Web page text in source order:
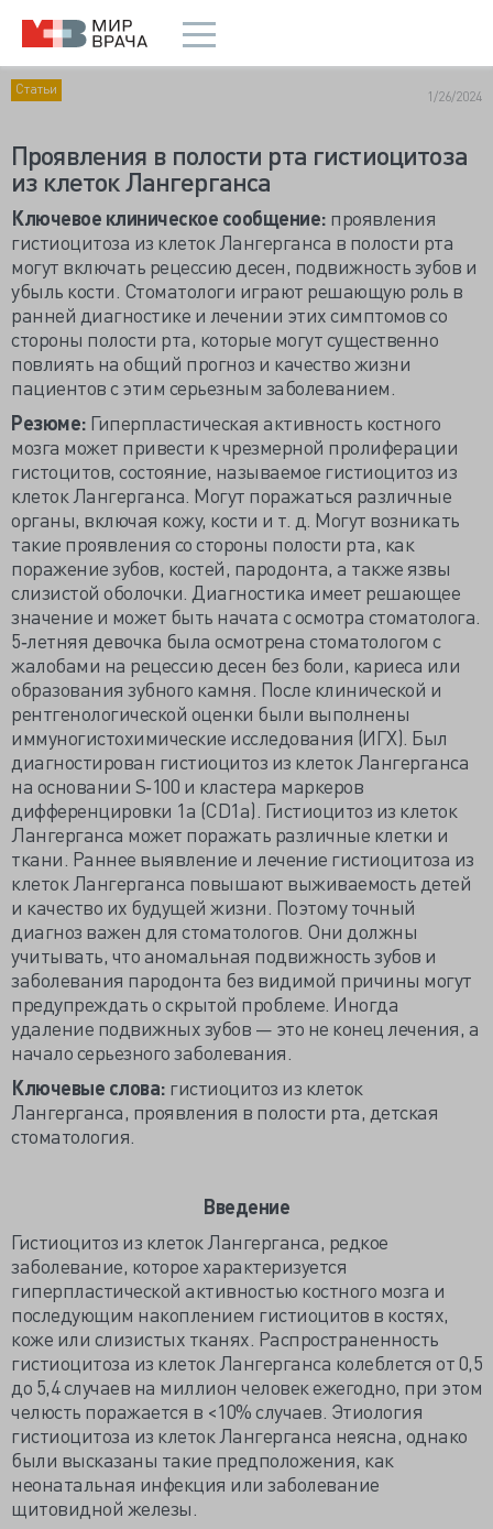
Статьи 1/26/2024
Проявления в полости рта гистиоцитоза
из клеток Лангерганса
Ключевое клиническое сообщение: проявления
гистиоцитоза из клеток Лангерганса в полости рта
могут включать рецессию десен, подвижность зубов и
убыль кости. Стоматологи играют решающую роль в
ранней диагностике и лечении этих симптомов со
стороны полости рта, которые могут существенно
повлиять на общий прогноз и качество жизни
пациентов с этим серьезным заболеванием.
Резюме: Гиперпластическая активность костного
мозга может привести к чрезмерной пролиферации
гистоцитов, состояние, называемое гистиоцитоз из
клеток Лангерганса. Могут поражаться различные
органы, включая кожу, кости и т. д. Могут возникать
такие проявления со стороны полости рта, как
поражение зубов, костей, пародонта, а также язвы
слизистой оболочки. Диагностика имеет решающее
значение и может быть начата с осмотра стоматолога.
5‐летняя девочка была осмотрена стоматологом с
жалобами на рецессию десен без боли, кариеса или
образования зубного камня. После клинической и
рентгенологической оценки были выполнены
иммуногистохимические исследования (ИГХ). Был
диагностирован гистиоцитоз из клеток Лангерганса
на основании S‐100 и кластера маркеров
дифференцировки 1a (CD1a). Гистиоцитоз из клеток
Лангерганса может поражать различные клетки и
ткани. Раннее выявление и лечение гистиоцитоза из
клеток Лангерганса повышают выживаемость детей
и качество их будущей жизни. Поэтому точный
диагноз важен для стоматологов. Они должны
учитывать, что аномальная подвижность зубов и
заболевания пародонта без видимой причины могут
предупреждать о скрытой проблеме. Иногда
удаление подвижных зубов — это не конец лечения, а
начало серьезного заболевания.
Ключевые слова: гистиоцитоз из клеток
Лангерганса, проявления в полости рта, детская
стоматология.
Введение
Гистиоцитоз из клеток Лангерганса, редкое
заболевание, которое характеризуется
гиперпластической активностью костного мозга и
последующим накоплением гистиоцитов в костях,
коже или слизистых тканях. Распространенность
гистиоцитоза из клеток Лангерганса колеблется от 0,5
до 5,4 случаев на миллион человек ежегодно, при этом
челюсть поражается в <10% случаев. Этиология
гистиоцитоза из клеток Лангерганса неясна, однако
были высказаны такие предположения, как
неонатальная инфекция или заболевание
щитовидной железы.